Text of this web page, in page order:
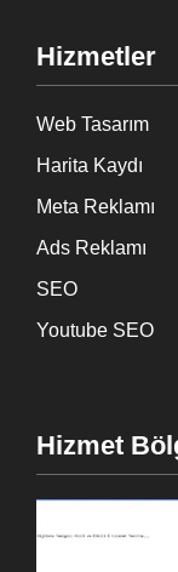
Hizmetler
Web Tasarım
Harita Kaydı
Meta Reklamı
Ads Reklamı
SEO
Youtube SEO
Hizmet